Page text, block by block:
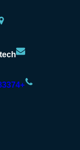
+201507983374